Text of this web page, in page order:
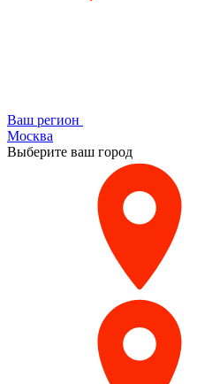
Ваш регион
Москва
Выберите ваш город